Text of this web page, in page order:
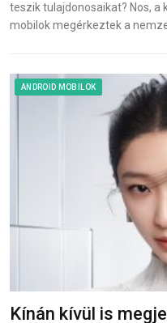
teszik tulajdonosaikat? Nos,
mobilok megérkeztek a
ANDROID MOBILOK
Kínán kívül is